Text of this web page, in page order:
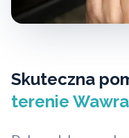
Skuteczna
terenie Wawra